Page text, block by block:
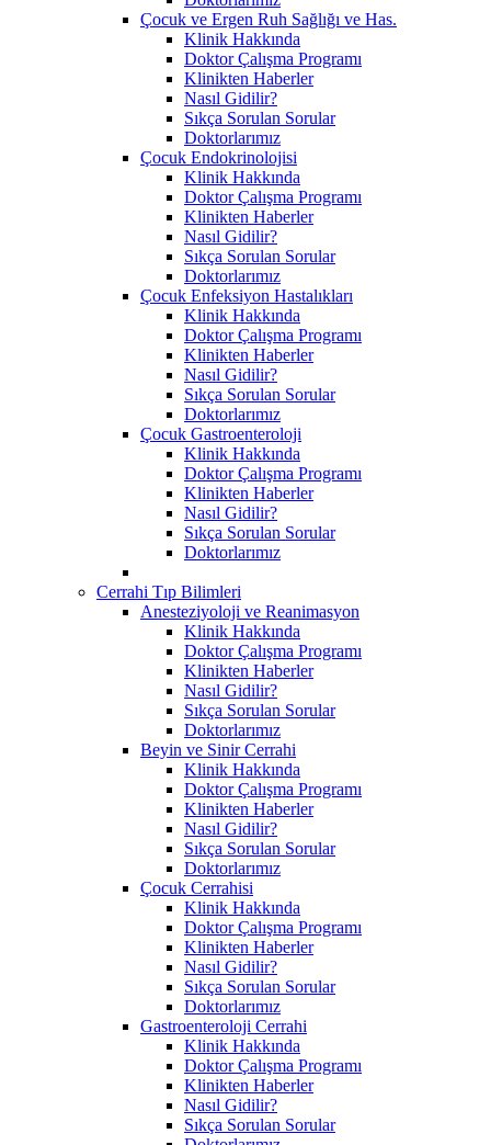
Çocuk ve Ergen Ruh Sağlığı ve Has.
Klinik Hakkında
Doktor Çalışma Programı
Klinikten Haberler
Nasıl Gidilir?
Sıkça Sorulan Sorular
Doktorlarımız
Çocuk Endokrinolojisi
Klinik Hakkında
Doktor Çalışma Programı
Klinikten Haberler
Nasıl Gidilir?
Sıkça Sorulan Sorular
Doktorlarımız
Çocuk Enfeksiyon Hastalıkları
Klinik Hakkında
Doktor Çalışma Programı
Klinikten Haberler
Nasıl Gidilir?
Sıkça Sorulan Sorular
Doktorlarımız
Çocuk Gastroenteroloji
Klinik Hakkında
Doktor Çalışma Programı
Klinikten Haberler
Nasıl Gidilir?
Sıkça Sorulan Sorular
Doktorlarımız
Cerrahi Tıp Bilimleri
Anesteziyoloji ve Reanimasyon
Klinik Hakkında
Doktor Çalışma Programı
Klinikten Haberler
Nasıl Gidilir?
Sıkça Sorulan Sorular
Doktorlarımız
Beyin ve Sinir Cerrahi
Klinik Hakkında
Doktor Çalışma Programı
Klinikten Haberler
Nasıl Gidilir?
Sıkça Sorulan Sorular
Doktorlarımız
Çocuk Cerrahisi
Klinik Hakkında
Doktor Çalışma Programı
Klinikten Haberler
Nasıl Gidilir?
Sıkça Sorulan Sorular
Doktorlarımız
Gastroenteroloji Cerrahi
Klinik Hakkında
Doktor Çalışma Programı
Klinikten Haberler
Nasıl Gidilir?
Sıkça Sorulan Sorular